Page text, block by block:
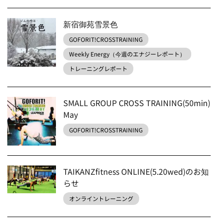
新宿御苑雪景色
GOFORIT!CROSSTRAINING
Weekly Energy（今週のエナジーレポート）
トレーニングレポート
SMALL GROUP CROSS TRAINING(50min)
May
GOFORIT!CROSSTRAINING
TAIKANZfitness ONLINE(5.20wed)のお知
らせ
オンライントレーニング